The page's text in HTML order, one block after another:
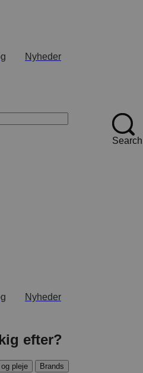
Nyheder
Search
Nyheder
efter?
pleje Brands